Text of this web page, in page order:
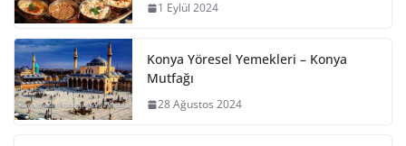
1 Eylül 2024
Konya Yöresel Yemekleri – Konya
Mutfağı
28 Ağustos 2024